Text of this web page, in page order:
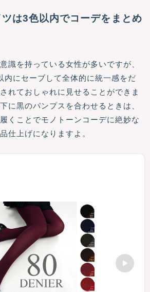
は3色以内でコーデをまとめ
識を持っている女性が多いですが、
内にセーブして全体的に統一感をだ
れておしゃれに見せることができま
に黒のパンプスを合わせるときは、
くことでモノトーンコーデに絶妙な
仕上げになりますよ。